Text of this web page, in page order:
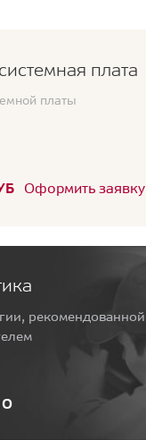
плата
платы
Оформить заявку
рекомендованной